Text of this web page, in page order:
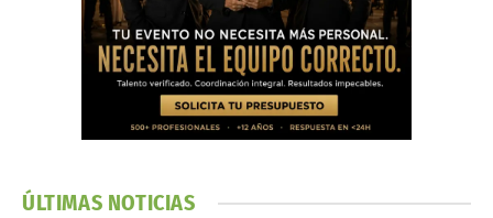
ÚLTIMAS NOTICIAS